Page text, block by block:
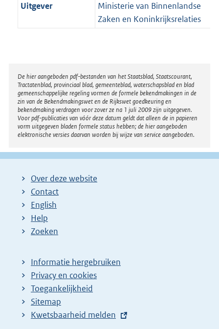
Uitgever
Ministerie van Binnenlandse
Zaken en Koninkrijksrelaties
Disclaimer
De hier aangeboden pdf-bestanden van het Staatsblad, Staatscourant,
Tractatenblad, provinciaal blad, gemeenteblad, waterschapsblad en blad
gemeenschappelijke regeling vormen de formele bekendmakingen in de
zin van de Bekendmakingswet en de Rijkswet goedkeuring en
bekendmaking verdragen voor zover ze na 1 juli 2009 zijn uitgegeven.
Voor pdf-publicaties van vóór deze datum geldt dat alleen de in papieren
vorm uitgegeven bladen formele status hebben; de hier aangeboden
elektronische versies daarvan worden bij wijze van service aangeboden.
Over deze website
Contact
English
Help
Zoeken
Informatie hergebruiken
Privacy en cookies
Toegankelijkheid
Sitemap
E
Kwetsbaarheid melden